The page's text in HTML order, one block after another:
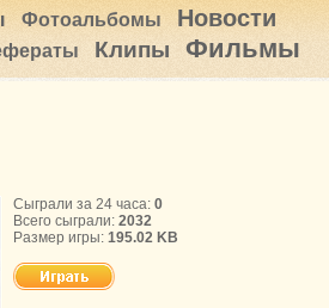
Фотоальбомы Новости
Клипы Фильмы
Сыграли за 24 часа: 0
Всего сыграли: 2032
Размер игры: 195.02 KB